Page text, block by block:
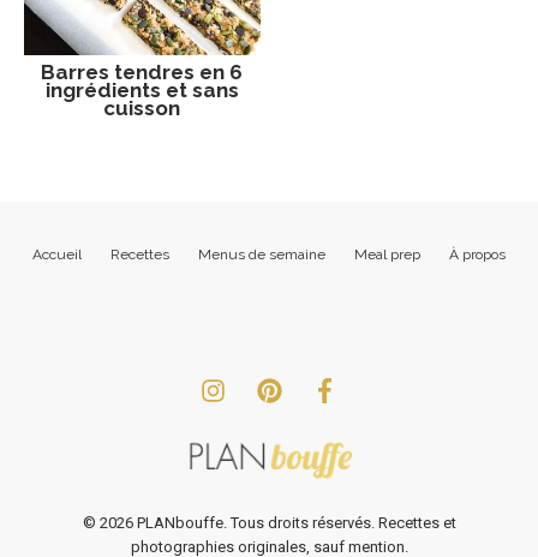
Barres tendres en 6
ingrédients et sans
cuisson
Accueil Recettes Menus de semaine Meal prep À propos
© 2026PLANbouffe. Tous droits réservés. Recettes et
photographies originales, sauf mention.